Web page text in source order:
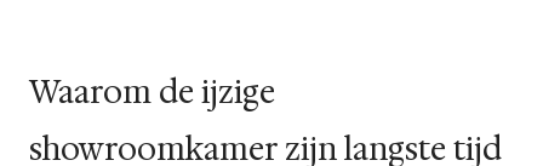
Waarom de ijzige
showroomkamer zijn langste tijd